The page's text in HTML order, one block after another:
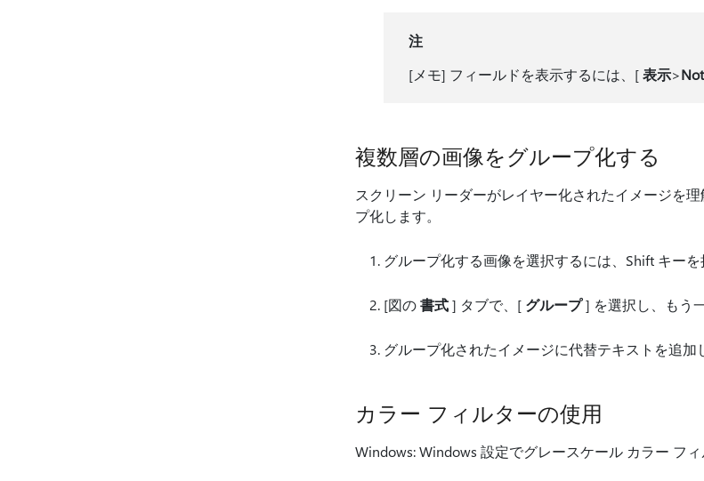
注
[メモ] フィールドを表示するには、[表示>
複数層の画像をグループ化する
スクリーン リーダーがレイヤー化されたイメージを
プ化します。
グループ化する画像を選択するには、Shift キーを
[図の書式] タブで、[ グループ] を選択し、もう
グループ化されたイメージに代替テキストを追加
カラー フィルターの使用
Windows: Windows 設定でグレースケール カラー フィ